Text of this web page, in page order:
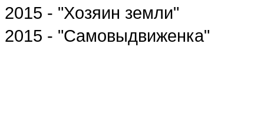
2015 - "Хозяин земли"
2015 - "Самовыдвиженка"